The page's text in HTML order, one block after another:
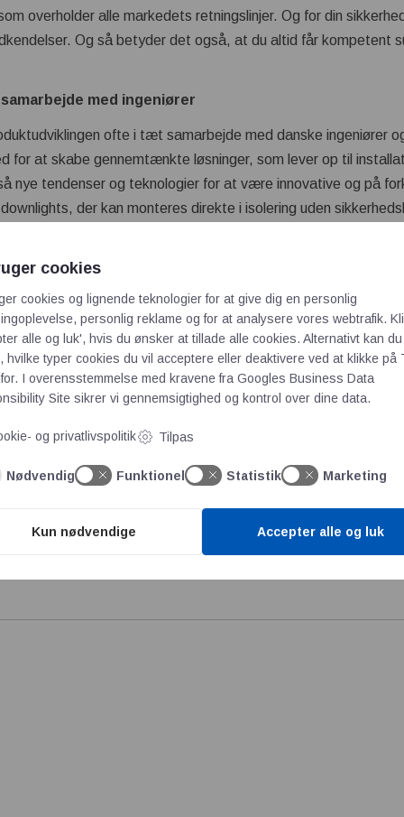
overholder alle markedets retningslinjer. Og for din
Og så betyder det også, at du altid får kompetent
med ingeniører
ofte i tæt samarbejde med danske ingeniører
for at skabe gennemtænkte løsninger, som lever op til
nye tendenser og teknologier for at være innovative og på
der kan monteres direkte i isolering uden
til innovation er hele tiden at produktudvikle med tanke
Så kvaliteten af produkterne skal være i top uden at gå
udendørsbelysning her
publiceret. Krævede felter er markeret med*
cookies
cookies og lignende teknologier for at give dig en personlig
personlig reklame og for at analysere vores webtrafik.
alle og luk', hvis du ønsker at tillade alle cookies. Alternativt kan du
hvilke typer cookies du vil acceptere eller deaktivere ved at klikke på
I overensstemmelse med kravene fra Googles Business Data
Site sikrer vi gennemsigtighed og kontrol over dine data.
og privatlivspolitik Tilpas
Nødvendig Funktionel Statistik Marketing
Kun nødvendige Accepter alle og luk